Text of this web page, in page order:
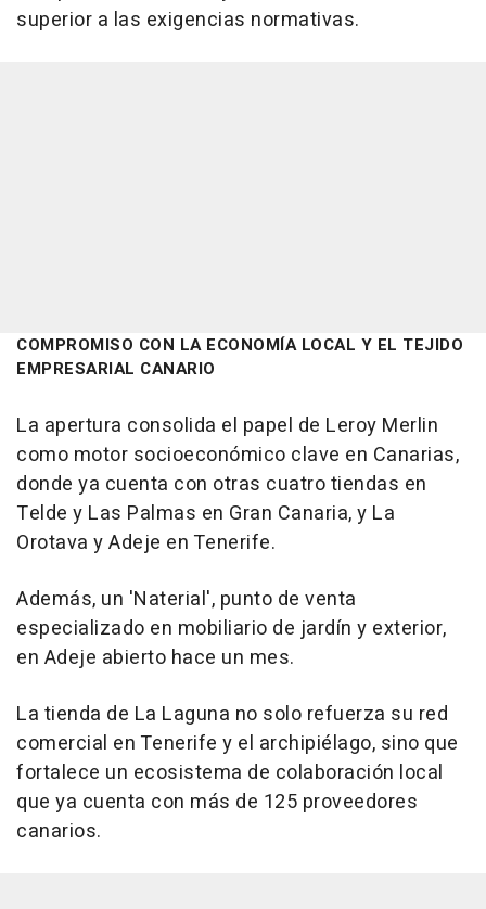
superior a las exigencias normativas.
COMPROMISO CON LA ECONOMÍA LOCAL Y EL TEJIDO
EMPRESARIAL CANARIO
La apertura consolida el papel de Leroy Merlin
como motor socioeconómico clave en Canarias,
donde ya cuenta con otras cuatro tiendas en
Telde y Las Palmas en Gran Canaria, y La
Orotava y Adeje en Tenerife.
Además, un 'Naterial', punto de venta
especializado en mobiliario de jardín y exterior,
en Adeje abierto hace un mes.
La tienda de La Laguna no solo refuerza su red
comercial en Tenerife y el archipiélago, sino que
fortalece un ecosistema de colaboración local
que ya cuenta con más de 125 proveedores
canarios.